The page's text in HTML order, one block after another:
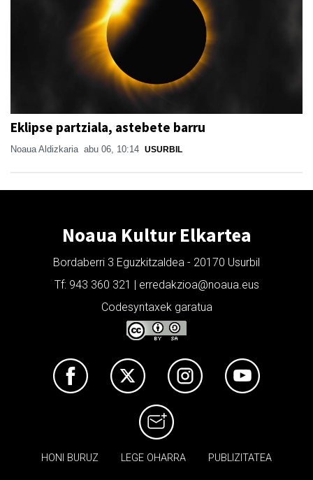
Eklipse partziala, astebete barru
Noaua Aldizkaria abu 06, 10:14 USURBIL
Noaua Kultur Elkartea
Bordaberri 3 Eguzkitzaldea - 20170 Usurbil
Tf: 943 360 321 | erredakzioa@noaua.eus
Codesyntaxek garatua
HONI BURUZ LEGE OHARRA PUBLIZITATEA